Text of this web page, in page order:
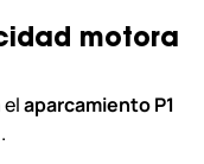
motora
elaparcamiento P1